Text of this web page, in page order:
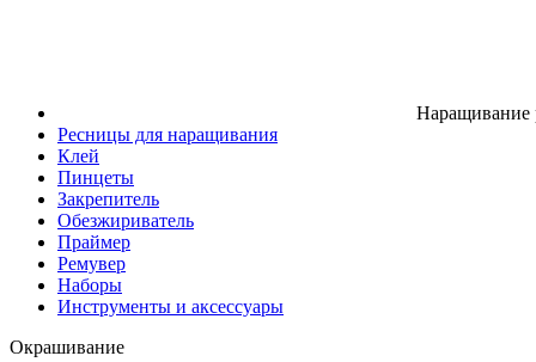
Наращивание
Ресницы для наращивания
Клей
Пинцеты
Закрепитель
Обезжириватель
Праймер
Ремувер
Наборы
Инструменты и аксессуары
Окрашивание